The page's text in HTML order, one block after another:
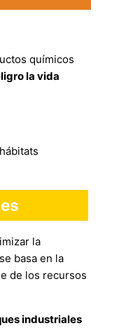
químicos
la vida
la
basa en la
de los recursos
industriales